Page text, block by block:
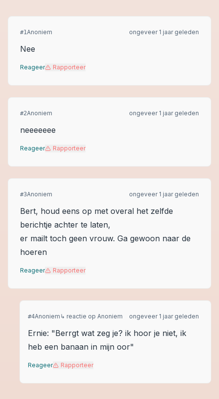
#1Anoniem ongeveer 1 jaar geleden
Nee
Reageer Rapporteer
#2Anoniem ongeveer 1 jaar geleden
neeeeeee
Reageer Rapporteer
#3Anoniem ongeveer 1 jaar geleden
Bert, houd eens op met overal het zelfde
berichtje achter te laten,
er mailt toch geen vrouw. Ga gewoon naar de
hoeren
Reageer Rapporteer
#4Anoniem ↳ reactie op Anoniem ongeveer 1 jaar geleden
Ernie: "Berrgt wat zeg je? ik hoor je niet, ik
heb een banaan in mijn oor"
Reageer Rapporteer